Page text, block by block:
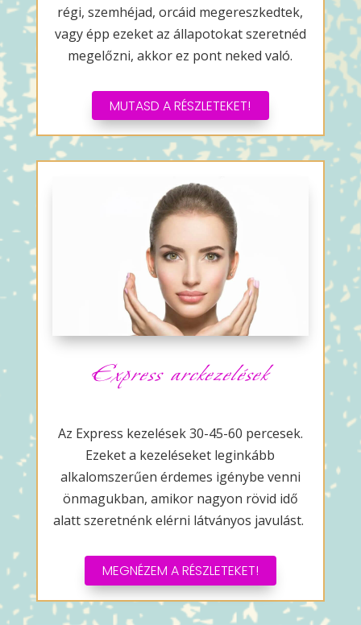
régi, szemhéjad, orcáid megereszkedtek,
vagy épp ezeket az állapotokat szeretnéd
megelőzni, akkor ez pont neked való.
MUTASD A RÉSZLETEKET!
Express arckezelések
Az Express kezelések 30-45-60 percesek.
Ezeket a kezeléseket leginkább
alkalomszerűen érdemes igénybe venni
önmagukban, amikor nagyon rövid idő
alatt szeretnénk elérni látványos javulást.
MEGNÉZEM A RÉSZLETEKET!